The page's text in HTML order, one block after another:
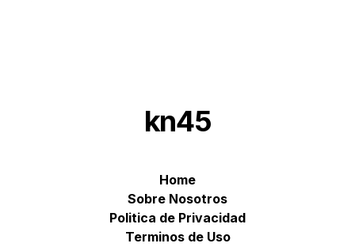
kn45
Home
Sobre Nosotros
Politica de Privacidad
Terminos de Uso